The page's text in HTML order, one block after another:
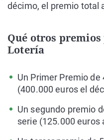
décimo, el premio total
Qué otros
Lotería
Un Primer Premio
(400.000 euros el
Un segundo premio
serie (125.000 euros